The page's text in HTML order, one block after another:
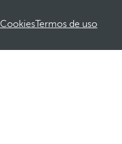
CookiesTermos de uso